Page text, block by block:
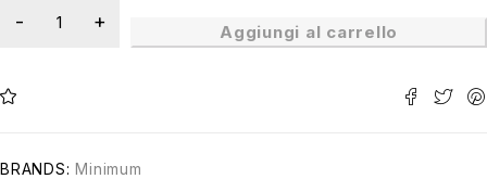
Aggiungi al carrello
BRANDS: Minimum